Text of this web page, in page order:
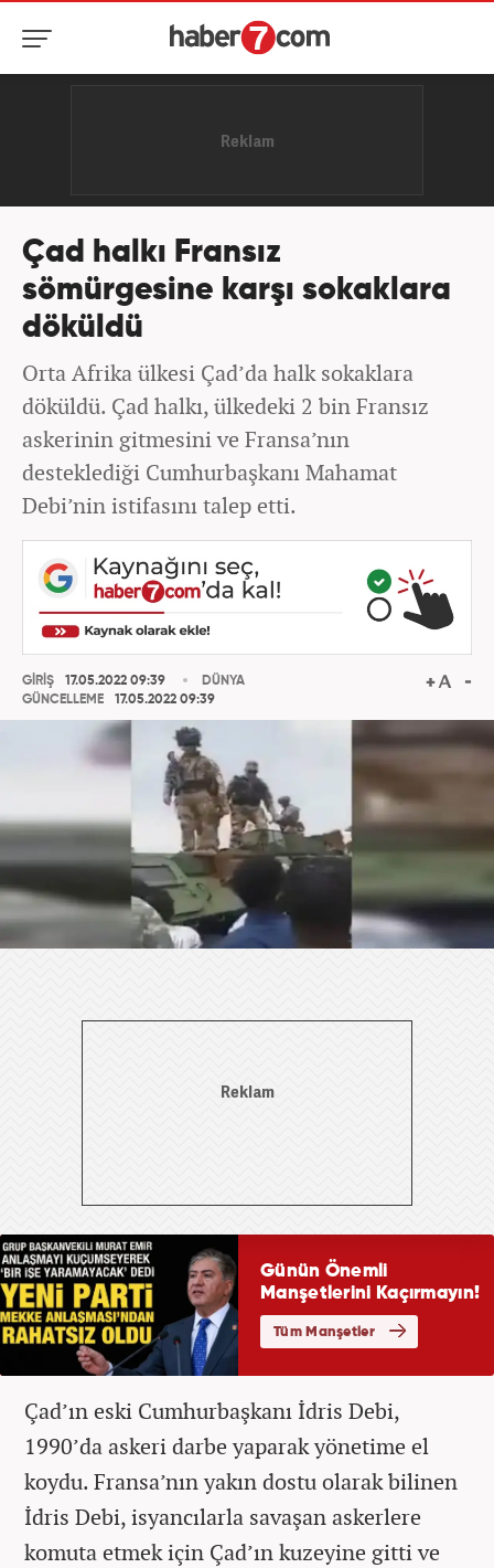
Çad halkı Fransız
sömürgesine karşı sokaklara
döküldü
Orta Afrika ülkesi Çad’da halk sokaklara
döküldü. Çad halkı, ülkedeki 2 bin Fransız
askerinin gitmesini ve Fransa’nın
desteklediği Cumhurbaşkanı Mahamat
Debi’nin istifasını talep etti.
GİRİŞ
17.05.2022 09:39
GÜNCELLEME
17.05.2022 09:39
DÜNYA
Çad’ın eski Cumhurbaşkanı İdris Debi,
1990’da askeri darbe yaparak yönetime el
koydu. Fransa’nın yakın dostu olarak bilinen
İdris Debi, isyancılarla savaşan askerlere
komuta etmek için Çad’ın kuzeyine gitti ve